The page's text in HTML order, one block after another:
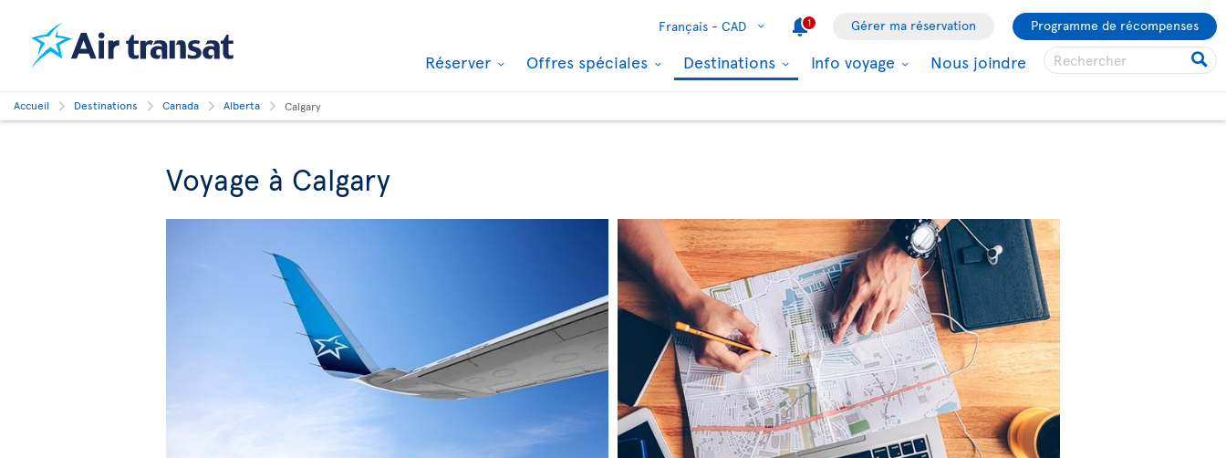
Français - CAD 1 Gérer ma réservation Programme de récompenses
Réserver Offres spéciales Destinations Info voyage Nous joindre
Accueil Destinations Canada Alberta Calgary
Voyage à Calgary